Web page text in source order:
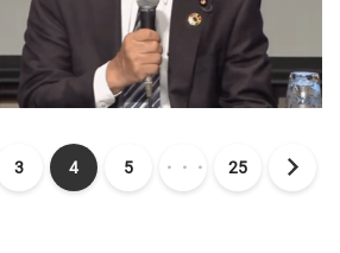
3 4 5 ・・・ 25